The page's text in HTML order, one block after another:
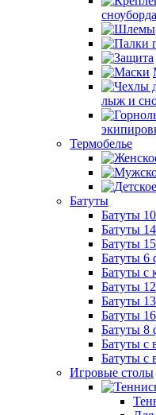
сноуборда
лыж и
Термобелье
Батуты
Батуты
Батуты
Батуты
Батуты 6
Батуты с
Батуты
Батуты
Батуты
Батуты 8
Батуты с
Батуты с
Игровые столы